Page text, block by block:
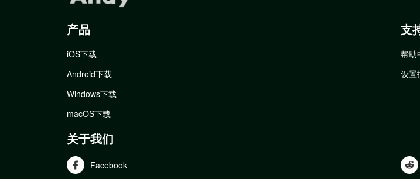
产品
iOS下载
Android下载
Windows下载
macOS下载
支
帮助
设置
关于我们
Facebook